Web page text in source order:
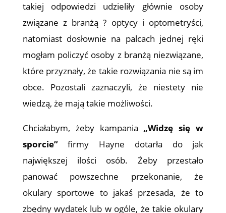
takiej odpowiedzi udzieliły głównie osoby
związane z branżą ? optycy i optometryści,
natomiast dosłownie na palcach jednej ręki
mogłam policzyć osoby z branżą niezwiązane,
które przyznały, że takie rozwiązania nie są im
obce. Pozostali zaznaczyli, że niestety nie
wiedzą, że mają takie możliwości.
Chciałabym, żeby kampania „Widzę się w
sporcie”firmy Hayne dotarła do jak
największej ilości osób. Żeby przestało
panować powszechne przekonanie, że
okulary sportowe to jakaś przesada, że to
zbędny wydatek lub w ogóle, że takie okulary